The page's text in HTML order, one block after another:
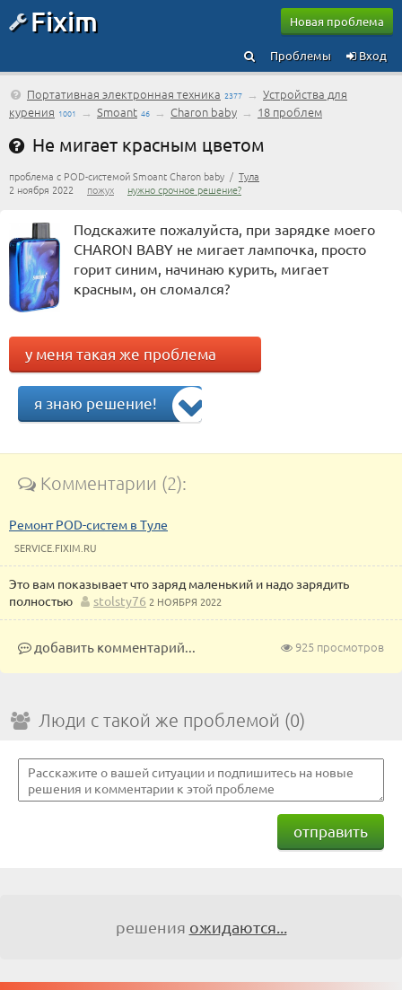
Fixim Новая проблема
Вход
Проблемы
Портативная электронная техника 2377 → Устройства для
курения 1001 → Smoant 46 → Charon baby → 18 проблем
Не мигает красным цветом
проблема с POD-системой Smoant Charon baby / Тула
2 ноября 2022 пожух нужно срочное решение?
Подскажите пожалуйста, при зарядке моего
CHARON BABY не мигает лампочка, просто
горит синим, начинаю курить, мигает
красным, он сломался?
у меня такая же проблема
я знаю решение!
Комментарии (2):
Ремонт POD-систем в Туле
SERVICE.FIXIM.RU
Это вам показывает что заряд маленький и надо зарядить
полностью
stolsty76 2 НОЯБРЯ 2022
925 просмотров
добавить комментарий...
Люди с такой же проблемой (0)
отправить
решения ожидаются...